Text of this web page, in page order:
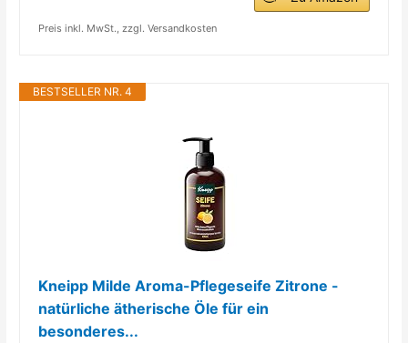
Preis inkl. MwSt., zzgl. Versandkosten
BESTSELLER NR. 4
Kneipp Milde Aroma-Pflegeseife Zitrone -
natürliche ätherische Öle für ein
besonderes...